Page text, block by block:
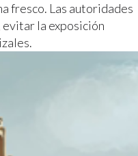
fresco. Las autoridades
la exposición